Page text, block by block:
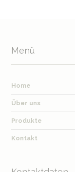
Menü
Home
Über uns
Produkte
Kontakt